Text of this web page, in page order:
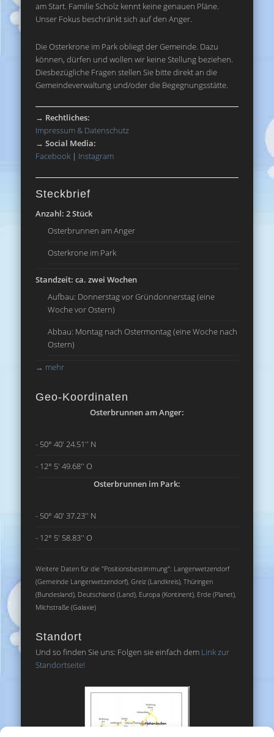
am Start. Familie Scholz kennt keine genauen Pläne.
Unser Fokus beschränkt sich auf den Anger.
Die Osterkrone im Park obliegt der Gemeinde. Dazu
können, dürfen und wollen wir keine Stellung beziehen.
Diesbezügliche Fragen stellen Sie bitte direkt an die
Gemeindeverwaltung und/oder die Begegnungsstätte.
→ Rechtliches:
Impressum & Datenschutz
→Social Media:
Facebook | Instagram
Steckbrief
Anzahl: 2 Stück
Osterbrunnen am Anger
Osterkrone im Park
Standzeit: ca. zwei Wochen
Aufbau: Donnerstag vor Gründonnerstag (eine
Woche vor Ostern)
Abbau: Montag nach Ostermontag (eine Woche nach
Ostern)
→ mehr
Geo-Koordinaten
Osterbrunnen am Anger:
- 50° 40' 24.51'' N
- 12° 5' 49.68'' O
Osterbrunnen im Park:
- 50° 40' 37.23'' N
- 12° 5' 58.83'' O
Weitere Daten für die "Positionsbestimmung": Langenwetzendorf
(Gemeinde Langenwetzendorf), Greiz (Landkreis), Thüringen
(Bundesland), Deutschland (Land), Europa (Kontinent), Erde (Planet),
Milchstraße (Galaxie)
Standort
Und so finden Sie uns: Folgen sie einfach dem Link zur
Standortseite!